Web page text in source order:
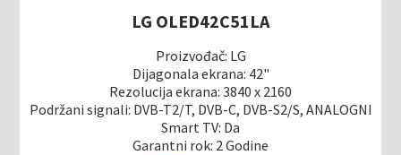
LG OLED42C51LA
Proizvođač: LG
Dijagonala ekrana: 42"
Rezolucija ekrana: 3840 x 2160
Podržani signali: DVB-T2/T, DVB-C, DVB-S2/S, ANALOGNI
Smart TV: Da
Garantni rok: 2 Godine